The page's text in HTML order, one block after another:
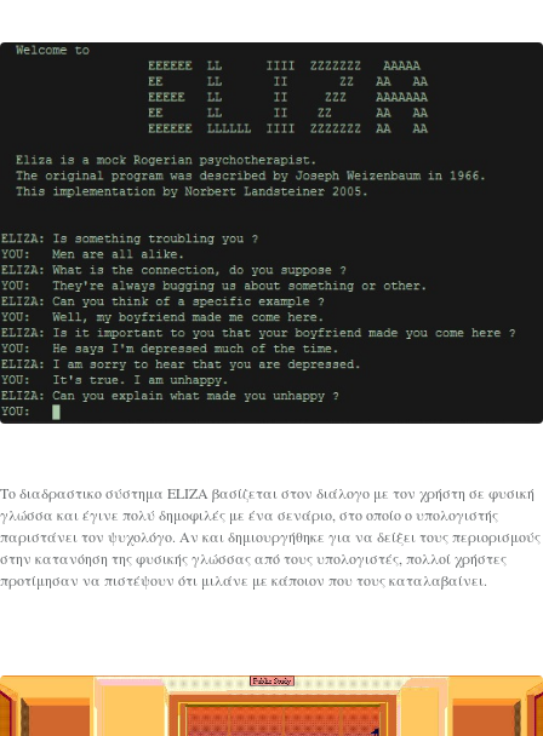
Το διαδραστικο σύστημα ELIZA βασίζεται στον διάλογο με τον χρήστη σε φυσική
γλώσσα και έγινε πολύ δημοφιλές με ένα σενάριο, στο οποίο ο υπολογιστής
παριστάνει τον ψυχολόγο. Αν και δημιουργήθηκε για να δείξει τους περιορισμούς
στην κατανόηση της φυσικής γλώσσας από τους υπολογιστές, πολλοί χρήστες
προτίμησαν να πιστέψουν ότι μιλάνε με κάποιον που τους καταλαβαίνει.